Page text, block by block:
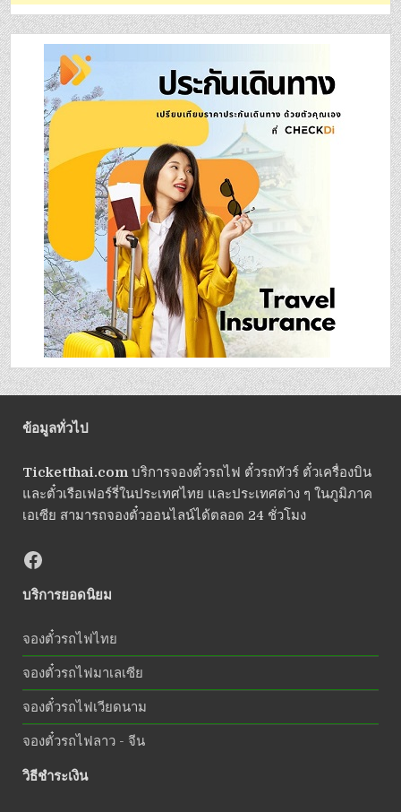
ข้อมูลทั่วไป
Ticketthai.comบริการจองตั๋วรถไฟ ตั๋วรถทัวร์ ตั๋วเครื่องบิน
และตั๋วเรือเฟอร์รี่ในประเทศไทย และประเทศต่าง ๆ ในภูมิภาค
เอเซีย สามารถจองตั๋วออนไลน์ได้ตลอด 24 ชั่วโมง
บริการยอดนิยม
จองตั๋วรถไฟไทย
จองตั๋วรถไฟมาเลเซีย
จองตั๋วรถไฟเวียดนาม
จองตั๋วรถไฟลาว - จีน
วิธีชำระเงิน